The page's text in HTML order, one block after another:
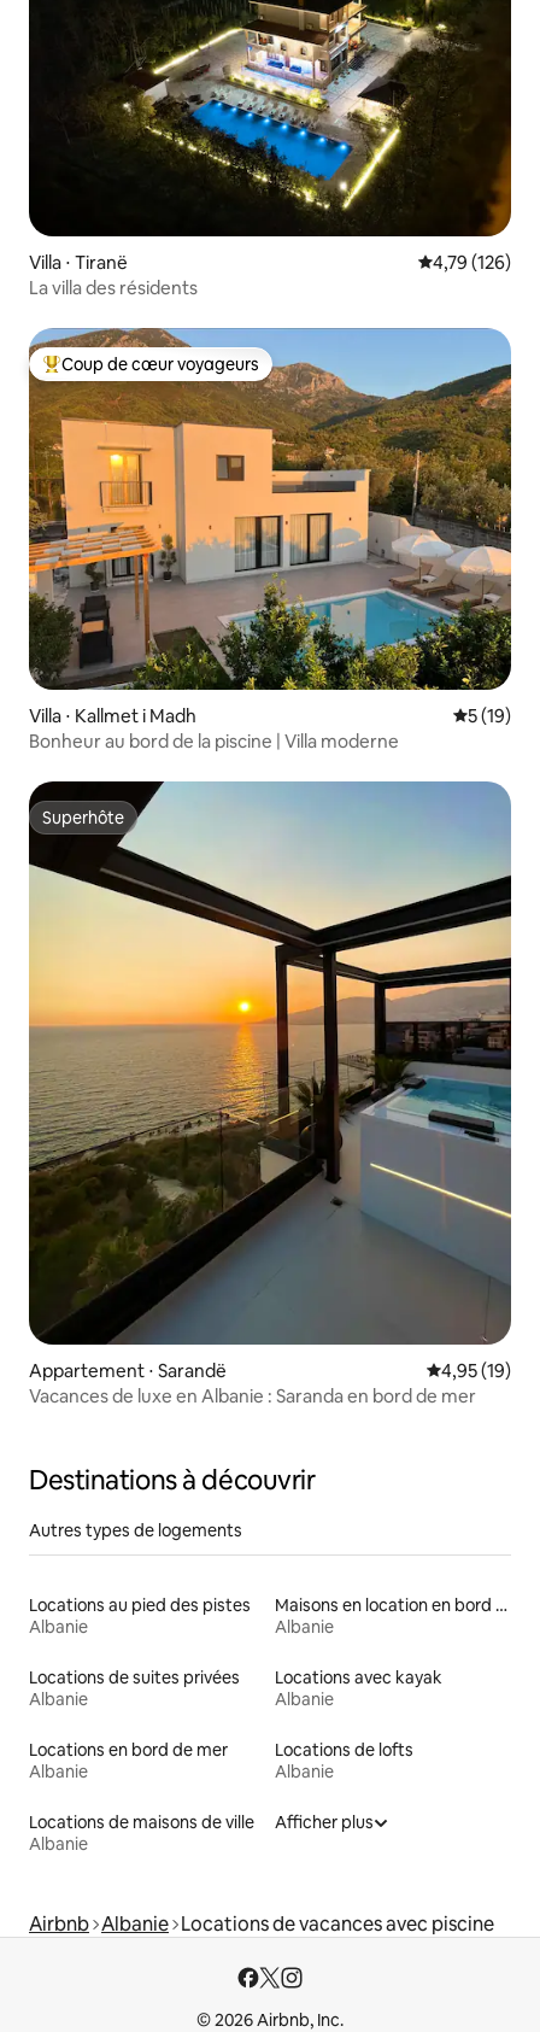
Villa ⋅ Tiranë Évaluation
4,79 (126)
La villa des résidents
Coups de cœur voyageurs les plus appréciés
Coup de cœur voyageurs
Villa ⋅ Kallmet i Madh
5 (19)
Bonheur au bord de la piscine | Villa moderne
Superhôte
Superhôte
Appartement ⋅ Sarandë Évaluation
4,95 (19)
Vacances de luxe en Albanie : Saranda en bord de mer
Destinations à découvrir
Autres types de logements
Locations au pied des pistes
Albanie
Maisons en location en bord de mer
Albanie
Locations de suites privées
Albanie
Locations avec kayak
Albanie
Locations en bord de mer
Albanie
Locations de lofts
Albanie
Locations de maisons de ville
Albanie
Afficher plus
Airbnb Albanie Locations de vacances avec piscine
© 2026 Airbnb, Inc.